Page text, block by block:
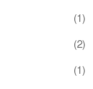
(1)
(2)
(1)